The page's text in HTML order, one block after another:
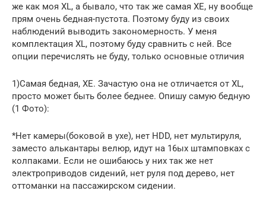
же как моя XL, а бывало, что так же самая XE, ну вообще
прям очень бедная-пустота. Поэтому буду из своих
наблюдений выводить закономерность. У меня
комплектация XL, поэтому буду сравнить с ней. Все
опции перечислять не буду, только основные отличия
1)Самая бедная, XE. Зачастую она не отличается от XL,
просто может быть более беднее. Опишу самую бедную
(1 Фото):
*Нет камеры(боковой в ухе), нет HDD, нет мультируля,
заместо алькантары велюр, идут на 16ых штамповках с
колпаками. Если не ошибаюсь у них так же нет
электроприводов сидений, нет руля под дерево, нет
оттоманки на пассажирском сидении.